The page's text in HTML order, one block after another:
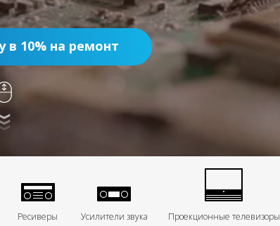
в 10% на ремонт
Ресиверы Усилители звука Проекционные телевизоры